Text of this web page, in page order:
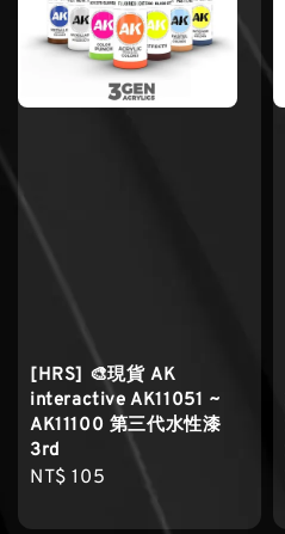
[HRS] 🎨現貨 AK
interactive AK11051 ~
AK11100 第三代水性漆
3rd
Regular
NT$ 105